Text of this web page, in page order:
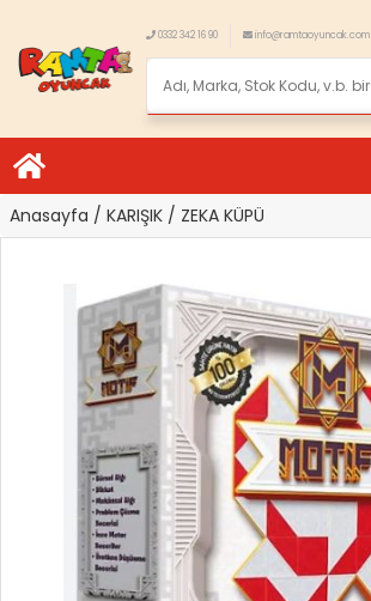
0332 342 16 90 info@ramtaoyuncak.com
Anasayfa / KARIŞIK / ZEKA KÜPÜ